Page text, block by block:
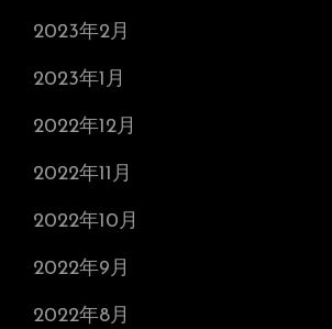
2023年2月
2023年1月
2022年12月
2022年11月
2022年10月
2022年9月
2022年8月